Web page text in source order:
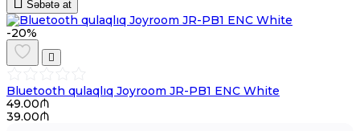
Səbətə at
-20%
Bluetooth qulaqlıq Joyroom JR-PB1 ENC White
49.00₼
39.00₼